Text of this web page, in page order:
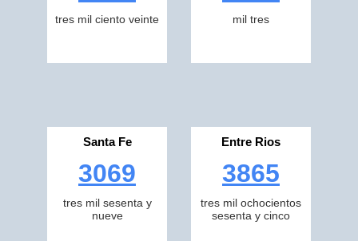
tres mil ciento veinte mil tres
Santa Fe
3069
tres mil sesenta y
nueve
Entre Rios
3865
tres mil ochocientos
sesenta y cinco